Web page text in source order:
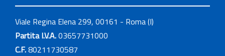
Viale Regina Elena 299, 00161 - Roma (I)
Partita I.V.A.03657731000
C.F.80211730587